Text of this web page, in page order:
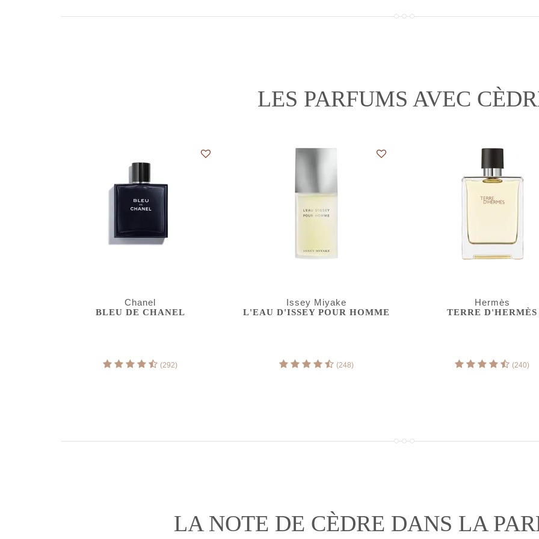
LES PARFUMS AVEC
Chanel
BLEU DE CHANEL
(292)
Issey Miyake
L'EAU D'ISSEY POUR HOMME
(248)
Hermès
TERRE D'HERMÈS
(240)
LA NOTE DE CÈDRE DANS LA